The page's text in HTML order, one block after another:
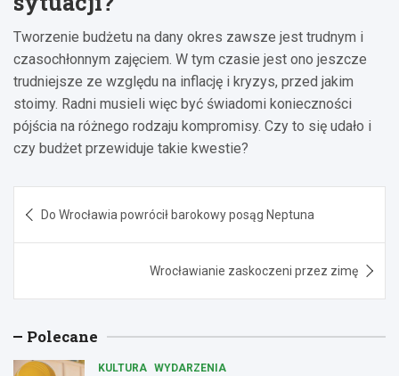
Tworzenie budżetu na dany okres zawsze jest trudnym i
czasochłonnym zajęciem. W tym czasie jest ono jeszcze
trudniejsze ze względu na inflację i kryzys, przed jakim
stoimy. Radni musieli więc być świadomi konieczności
pójścia na różnego rodzaju kompromisy. Czy to się udało i
czy budżet przewiduje takie kwestie?
wpisu
Do Wrocławia powrócił barokowy posąg Neptuna
Wrocławianie zaskoczeni przez zimę
Polecane
KULTURA WYDARZENIA